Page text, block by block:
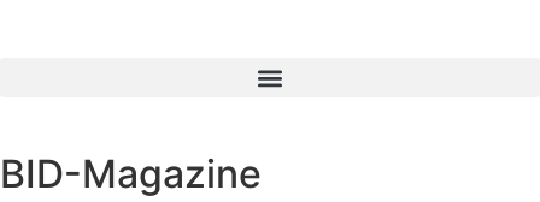
BID-Magazine